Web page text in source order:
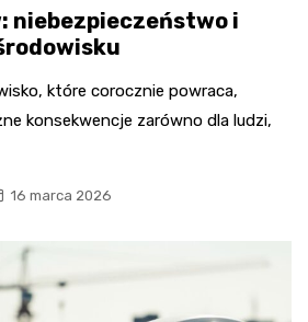
niebezpieczeństwo i
które corocznie powraca,
konsekwencje zarówno dla ludzi,
16 marca 2026